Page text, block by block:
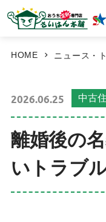
HOME ニュース・
2026.06.25 中古
離婚後の
いトラブ